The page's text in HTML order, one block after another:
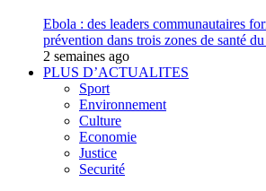
Ebola : des leaders communautaires
prévention dans trois zones de santé
2 semaines ago
PLUS D’ACTUALITES
Sport
Environnement
Culture
Economie
Justice
Securité